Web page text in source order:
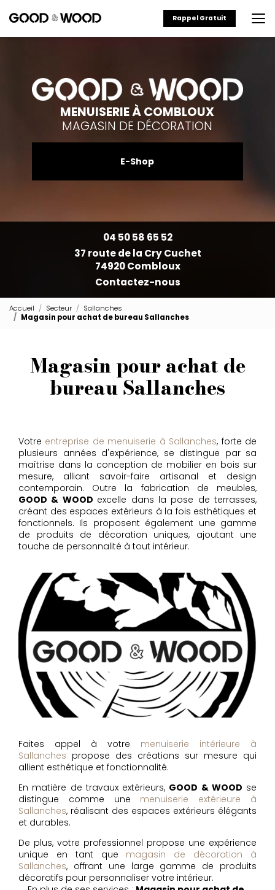
au
principal
Rappel Gratuit
MENUISERIE À COMBLOUX
MAGASIN DE DÉCORATION
E-Shop
04 50 58 65 52
37 route de la Cry Cuchet
74920 Combloux
Contactez-nous
Accueil Secteur
Sallanches
Magasin pour achat de bureau Sallanches
Magasin pour achat de
bureau Sallanches
Votre entreprise de menuiserie à Sallanches, forte de
plusieurs années d'expérience, se distingue par sa
maîtrise dans la conception de mobilier en bois sur
mesure, alliant savoir-faire artisanal et design
contemporain. Outre la fabrication de meubles,
GOOD & WOOD excelle dans la pose de terrasses,
créant des espaces extérieurs à la fois esthétiques et
fonctionnels. Ils proposent également une gamme
de produits de décoration uniques, ajoutant une
touche de personnalité à tout intérieur.
Faites appel à votre menuiserie intérieure à
Sallanches propose des créations sur mesure qui
allient esthétique et fonctionnalité.
En matière de travaux extérieurs, GOOD & WOOD se
distingue comme une menuiserie extérieure à
Sallanches, réalisant des espaces extérieurs élégants
et durables.
De plus, votre professionnel propose une expérience
unique en tant que magasin de décoration à
Sallanches, offrant une large gamme de produits
décoratifs pour personnaliser votre intérieur.